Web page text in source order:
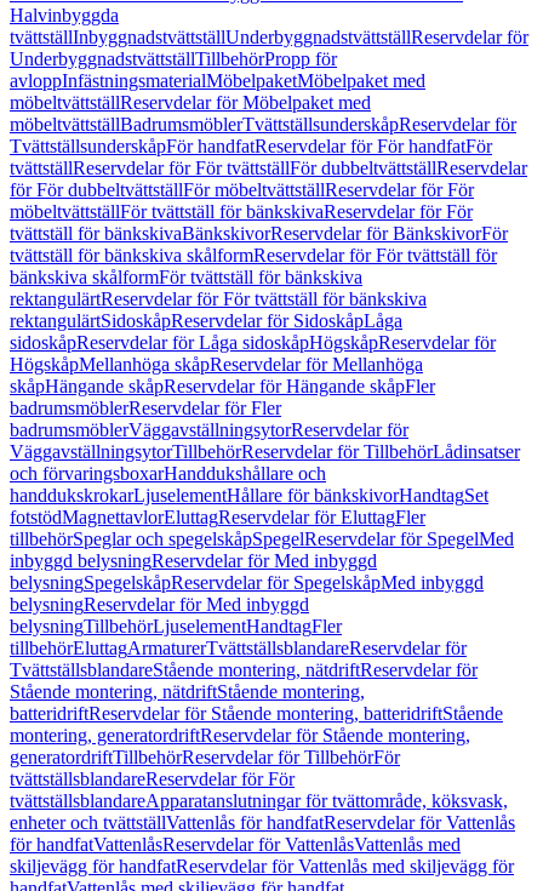
Halvinbyggda
tvättställInbyggnadstvättställUnderbyggnadstvättställReservdelar för
UnderbyggnadstvättställTillbehörPropp för
avloppInfästningsmaterialMöbelpaketMöbelpaket med
möbeltvättställReservdelar för Möbelpaket med
möbeltvättställBadrumsmöblerTvättställsunderskåpReservdelar för
TvättställsunderskåpFör handfatReservdelar för För handfatFör
tvättställReservdelar för För tvättställFör dubbeltvättställReservdelar
för För dubbeltvättställFör möbeltvättställReservdelar för För
möbeltvättställFör tvättställ för bänkskivaReservdelar för För
tvättställ för bänkskivaBänkskivorReservdelar för BänkskivorFör
tvättställ för bänkskiva skålformReservdelar för För tvättställ för
bänkskiva skålformFör tvättställ för bänkskiva
rektangulärtReservdelar för För tvättställ för bänkskiva
rektangulärtSidoskåpReservdelar för SidoskåpLåga
sidoskåpReservdelar för Låga sidoskåpHögskåpReservdelar för
HögskåpMellanhöga skåpReservdelar för Mellanhöga
skåpHängande skåpReservdelar för Hängande skåpFler
badrumsmöblerReservdelar för Fler
badrumsmöblerVäggavställningsytorReservdelar för
VäggavställningsytorTillbehörReservdelar för TillbehörLådinsatser
och förvaringsboxarHanddukshållare och
handdukskrokarLjuselementHållare för bänkskivorHandtagSet
fotstödMagnettavlorEluttagReservdelar för EluttagFler
tillbehörSpeglar och spegelskåpSpegelReservdelar för SpegelMed
inbyggd belysningReservdelar för Med inbyggd
belysningSpegelskåpReservdelar för SpegelskåpMed inbyggd
belysningReservdelar för Med inbyggd
belysningTillbehörLjuselementHandtagFler
tillbehörEluttagArmaturerTvättställsblandareReservdelar för
TvättställsblandareStående montering, nätdriftReservdelar för
Stående montering, nätdriftStående montering,
batteridriftReservdelar för Stående montering, batteridriftStående
montering, generatordriftReservdelar för Stående montering,
generatordriftTillbehörReservdelar för TillbehörFör
tvättställsblandareReservdelar för För
tvättställsblandareApparatanslutningar för tvättområde, köksvask,
enheter och tvättställVattenlås för handfatReservdelar för Vattenlås
för handfatVattenlåsReservdelar för VattenlåsVattenlås med
skiljevägg för handfatReservdelar för Vattenlås med skiljevägg för